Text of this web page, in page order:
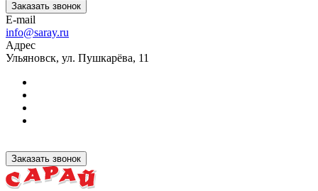
Заказать звонок
E-mail
info@saray.ru
Адрес
Ульяновск, ул. Пушкарёва, 11
Заказать звонок